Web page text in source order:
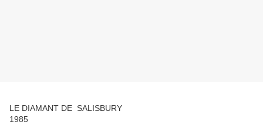
LE DIAMANT DE SALISBURY
1985